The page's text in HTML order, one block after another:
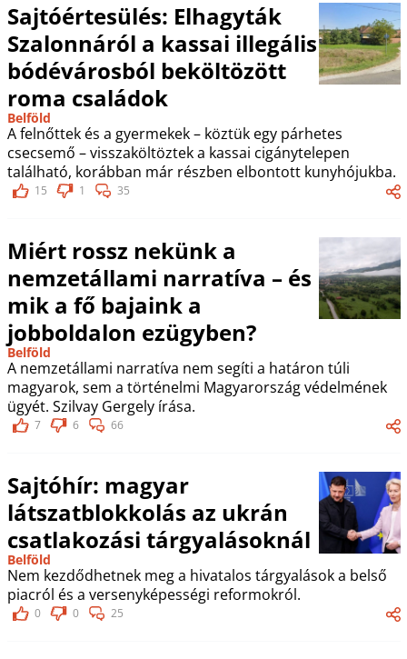
Sajtóértesülés: Elhagyták
Szalonnáról a kassai illegális
bódévárosból beköltözött
roma családok
Belföld
A felnőttek és a gyermekek – köztük egy párhetes
csecsemő – visszaköltöztek a kassai cigánytelepen
található, korábban már részben elbontott kunyhójukba.
15 1 35
Miért rossz nekünk a
nemzetállami narratíva – és
mik a fő bajaink a
jobboldalon ezügyben?
Belföld
A nemzetállami narratíva nem segíti a határon túli
magyarok, sem a történelmi Magyarország védelmének
ügyét. Szilvay Gergely írása.
7 6 66
Sajtóhír: magyar
látszatblokkolás az ukrán
csatlakozási tárgyalásoknál
Belföld
Nem kezdődhetnek meg a hivatalos tárgyalások a belső
piacról és a versenyképességi reformokról.
0 0 25